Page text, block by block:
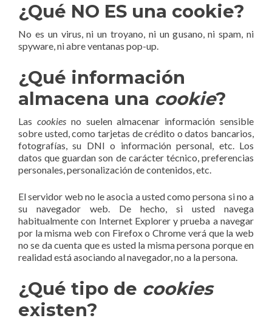
¿Qué NO ES una cookie?
No es un virus, ni un troyano, ni un gusano, ni spam, ni
spyware, ni abre ventanas pop-up.
¿Qué información
almacena una cookie?
Las cookiesno suelen almacenar información sensible
sobre usted, como tarjetas de crédito o datos bancarios,
fotografías, su DNI o información personal, etc. Los
datos que guardan son de carácter técnico, preferencias
personales, personalización de contenidos, etc.
El servidor web no le asocia a usted como persona si no a
su navegador web. De hecho, si usted navega
habitualmente con Internet Explorer y prueba a navegar
por la misma web con Firefox o Chrome verá que la web
no se da cuenta que es usted la misma persona porque en
realidad está asociando al navegador, no a la persona.
¿Qué tipo de cookies
existen?